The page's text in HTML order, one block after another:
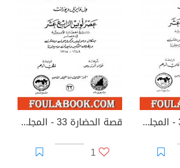
قصة الحضارة 32 - المجلد الثامن - ج2: عصر لويس الرابع عشر
قصة الحضارة 33 - المجلد الثامن - ج3: عصر لويس الرابع عشر
1